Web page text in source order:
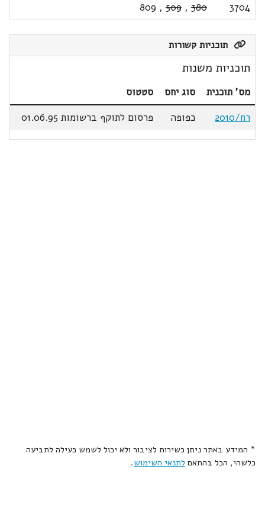
3704
380
,
509
,
809
תוכניות קשורות
תוכניות משנות
מס' תוכנית סוג יחס
סטטוס
רח/2010
כפופה פרסום לתוקף ברשומות 01.06.95
* המידע באתר ניתן כשירות לציבור ולא יכול לשמש כעילה לתביעה
כלשהי, הכל בהתאם לתנאי השימוש.